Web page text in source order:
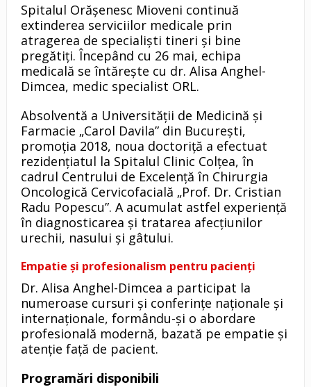
Spitalul Orășenesc Mioveni continuă
extinderea serviciilor medicale prin
atragerea de specialiști tineri și bine
pregătiți. Începând cu 26 mai, echipa
medicală se întărește cu dr. Alisa Anghel-
Dimcea, medic specialist ORL.
Absolventă a Universității de Medicină și
Farmacie „Carol Davila” din București,
promoția 2018, noua doctoriță a efectuat
rezidențiatul la Spitalul Clinic Colțea, în
cadrul Centrului de Excelență în Chirurgia
Oncologică Cervicofacială „Prof. Dr. Cristian
Radu Popescu”. A acumulat astfel experiență
în diagnosticarea și tratarea afecțiunilor
urechii, nasului și gâtului.
Empatie și profesionalism pentru pacienți
Dr. Alisa Anghel-Dimcea a participat la
numeroase cursuri și conferințe naționale și
internaționale, formându-și o abordare
profesională modernă, bazată pe empatie și
atenție față de pacient.
Programări disponibili